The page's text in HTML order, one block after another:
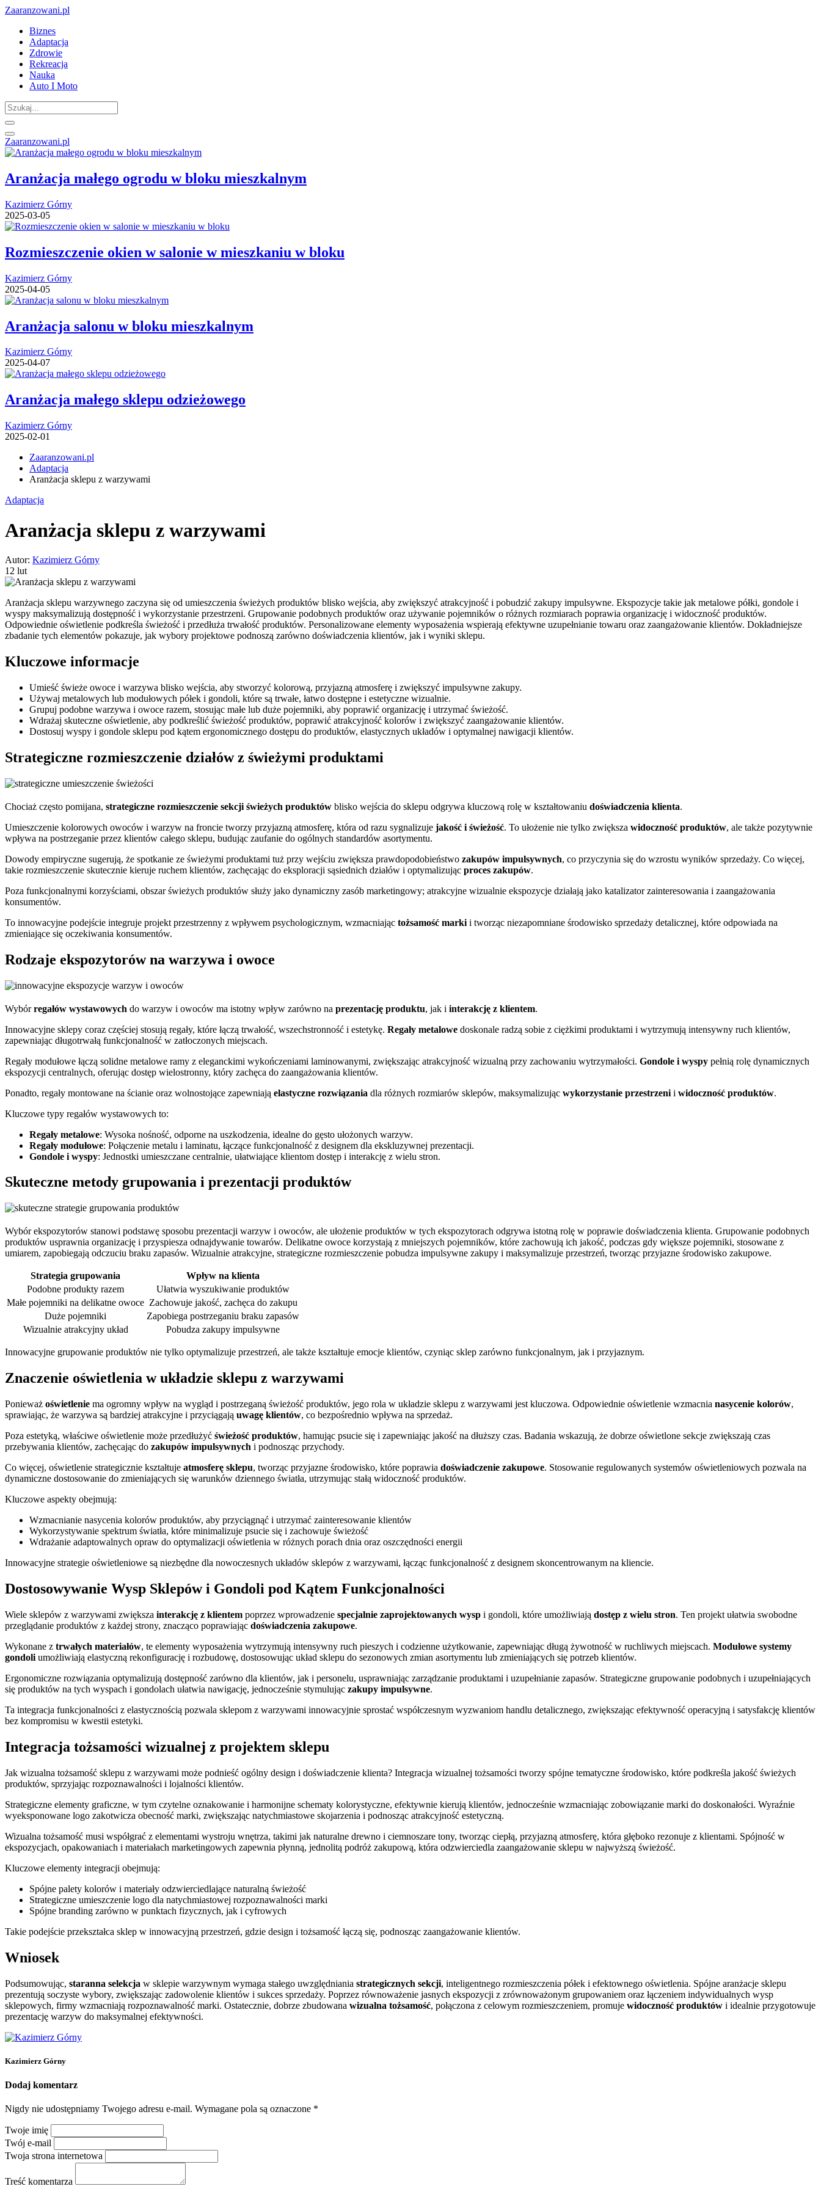
Zaaranzowani.pl
Biznes
Adaptacja
Zdrowie
Rekreacja
Nauka
Auto I Moto
Zaaranzowani.pl
Aranżacja małego ogrodu w bloku mieszkalnym
Kazimierz Górny
2025-03-05
Rozmieszczenie okien w salonie w mieszkaniu w bloku
Kazimierz Górny
2025-04-05
Aranżacja salonu w bloku mieszkalnym
Kazimierz Górny
2025-04-07
Aranżacja małego sklepu odzieżowego
Kazimierz Górny
2025-02-01
Zaaranzowani.pl
Adaptacja
Aranżacja sklepu z warzywami
Adaptacja
Aranżacja sklepu z warzywami
Autor: Kazimierz Górny
12 lut
Aranżacja sklepu warzywnego zaczyna się od umieszczenia świeżych produktów blisko wejścia, aby zwiększyć atrakcyjność i pobudzić zakupy impulsywne. Ekspozycje takie jak metalowe półki, gondole i
wyspy maksymalizują dostępność i wykorzystanie przestrzeni. Grupowanie podobnych produktów oraz używanie pojemników o różnych rozmiarach poprawia organizację i widoczność produktów.
Odpowiednie oświetlenie podkreśla świeżość i przedłuża trwałość produktów. Personalizowane elementy wyposażenia wspierają efektywne uzupełnianie towaru oraz zaangażowanie klientów. Dokładniejsze
zbadanie tych elementów pokazuje, jak wybory projektowe podnoszą zarówno doświadczenia klientów, jak i wyniki sklepu.
Kluczowe informacje
Umieść świeże owoce i warzywa blisko wejścia, aby stworzyć kolorową, przyjazną atmosferę i zwiększyć impulsywne zakupy.
Używaj metalowych lub modułowych półek i gondoli, które są trwałe, łatwo dostępne i estetyczne wizualnie.
Grupuj podobne warzywa i owoce razem, stosując małe lub duże pojemniki, aby poprawić organizację i utrzymać świeżość.
Wdrażaj skuteczne oświetlenie, aby podkreślić świeżość produktów, poprawić atrakcyjność kolorów i zwiększyć zaangażowanie klientów.
Dostosuj wyspy i gondole sklepu pod kątem ergonomicznego dostępu do produktów, elastycznych układów i optymalnej nawigacji klientów.
Strategiczne rozmieszczenie działów z świeżymi produktami
Chociaż często pomijana, strategiczne rozmieszczenie sekcji świeżych produktów blisko wejścia do sklepu odgrywa kluczową rolę w kształtowaniu doświadczenia klienta.
Umieszczenie kolorowych owoców i warzyw na froncie tworzy przyjazną atmosferę, która od razu sygnalizuje jakość i świeżość. To ułożenie nie tylko zwiększa widoczność produktów, ale także pozytywnie
wpływa na postrzeganie przez klientów całego sklepu, budując zaufanie do ogólnych standardów asortymentu.
Dowody empiryczne sugerują, że spotkanie ze świeżymi produktami tuż przy wejściu zwiększa prawdopodobieństwo zakupów impulsywnych, co przyczynia się do wzrostu wyników sprzedaży. Co więcej,
takie rozmieszczenie skutecznie kieruje ruchem klientów, zachęcając do eksploracji sąsiednich działów i optymalizując proces zakupów.
Poza funkcjonalnymi korzyściami, obszar świeżych produktów służy jako dynamiczny zasób marketingowy; atrakcyjne wizualnie ekspozycje działają jako katalizator zainteresowania i zaangażowania
konsumentów.
To innowacyjne podejście integruje projekt przestrzenny z wpływem psychologicznym, wzmacniając tożsamość marki i tworząc niezapomniane środowisko sprzedaży detalicznej, które odpowiada na
zmieniające się oczekiwania konsumentów.
Rodzaje ekspozytorów na warzywa i owoce
Wybórregałów wystawowych do warzyw i owoców ma istotny wpływ zarówno na prezentację produktu, jak i interakcję z klientem.
Innowacyjne sklepy coraz częściej stosują regały, które łączą trwałość, wszechstronność i estetykę. Regały metalowe doskonale radzą sobie z ciężkimi produktami i wytrzymują intensywny ruch klientów,
zapewniając długotrwałą funkcjonalność w zatłoczonych miejscach.
Regały modułowe łączą solidne metalowe ramy z eleganckimi wykończeniami laminowanymi, zwiększając atrakcyjność wizualną przy zachowaniu wytrzymałości. Gondole i wyspy pełnią rolę dynamicznych
ekspozycji centralnych, oferując dostęp wielostronny, który zachęca do zaangażowania klientów.
Ponadto, regały montowane na ścianie oraz wolnostojące zapewniają elastyczne rozwiązania dla różnych rozmiarów sklepów, maksymalizując wykorzystanie przestrzeni i widoczność produktów.
Kluczowe typy regałów wystawowych to:
Regały metalowe: Wysoka nośność, odporne na uszkodzenia, idealne do gęsto ułożonych warzyw.
Regały modułowe: Połączenie metalu i laminatu, łączące funkcjonalność z designem dla ekskluzywnej prezentacji.
Gondole i wyspy: Jednostki umieszczane centralnie, ułatwiające klientom dostęp i interakcję z wielu stron.
Skuteczne metody grupowania i prezentacji produktów
Wybór ekspozytorów stanowi podstawę sposobu prezentacji warzyw i owoców, ale ułożenie produktów w tych ekspozytorach odgrywa istotną rolę w poprawie doświadczenia klienta. Grupowanie podobnych
produktów usprawnia organizację i przyspiesza odnajdywanie towarów. Delikatne owoce korzystają z mniejszych pojemników, które zachowują ich jakość, podczas gdy większe pojemniki, stosowane z
umiarem, zapobiegają odczuciu braku zapasów. Wizualnie atrakcyjne, strategiczne rozmieszczenie pobudza impulsywne zakupy i maksymalizuje przestrzeń, tworząc przyjazne środowisko zakupowe.
Strategia grupowania
Wpływ na klienta
Podobne produkty razem
Ułatwia wyszukiwanie produktów
Małe pojemniki na delikatne owoce Zachowuje jakość, zachęca do zakupu
Duże pojemniki
Zapobiega postrzeganiu braku zapasów
Wizualnie atrakcyjny układ
Pobudza zakupy impulsywne
Innowacyjne grupowanie produktów nie tylko optymalizuje przestrzeń, ale także kształtuje emocje klientów, czyniąc sklep zarówno funkcjonalnym, jak i przyjaznym.
Znaczenie oświetlenia w układzie sklepu z warzywami
Ponieważ oświetlenie ma ogromny wpływ na wygląd i postrzeganą świeżość produktów, jego rola w układzie sklepu z warzywami jest kluczowa. Odpowiednie oświetlenie wzmacnia nasycenie kolorów,
sprawiając, że warzywa są bardziej atrakcyjne i przyciągają uwagę klientów, co bezpośrednio wpływa na sprzedaż.
Poza estetyką, właściwe oświetlenie może przedłużyć świeżość produktów, hamując psucie się i zapewniając jakość na dłuższy czas. Badania wskazują, że dobrze oświetlone sekcje zwiększają czas
przebywania klientów, zachęcając do zakupów impulsywnych i podnosząc przychody.
Co więcej, oświetlenie strategicznie kształtuje atmosferę sklepu, tworząc przyjazne środowisko, które poprawia doświadczenie zakupowe. Stosowanie regulowanych systemów oświetleniowych pozwala na
dynamiczne dostosowanie do zmieniających się warunków dziennego światła, utrzymując stałą widoczność produktów.
Kluczowe aspekty obejmują:
Wzmacnianie nasycenia kolorów produktów, aby przyciągnąć i utrzymać zainteresowanie klientów
Wykorzystywanie spektrum światła, które minimalizuje psucie się i zachowuje świeżość
Wdrażanie adaptowalnych opraw do optymalizacji oświetlenia w różnych porach dnia oraz oszczędności energii
Innowacyjne strategie oświetleniowe są niezbędne dla nowoczesnych układów sklepów z warzywami, łącząc funkcjonalność z designem skoncentrowanym na kliencie.
Dostosowywanie Wysp Sklepów i Gondoli pod Kątem Funkcjonalności
Wiele sklepów z warzywami zwiększa interakcję z klientem poprzez wprowadzenie specjalnie zaprojektowanych wysp i gondoli, które umożliwiają dostęp z wielu stron. Ten projekt ułatwia swobodne
przeglądanie produktów z każdej strony, znacząco poprawiając doświadczenia zakupowe.
Wykonane z trwałych materiałów, te elementy wyposażenia wytrzymują intensywny ruch pieszych i codzienne użytkowanie, zapewniając długą żywotność w ruchliwych miejscach. Modułowe systemy
gondoli umożliwiają elastyczną rekonfigurację i rozbudowę, dostosowując układ sklepu do sezonowych zmian asortymentu lub zmieniających się potrzeb klientów.
Ergonomiczne rozwiązania optymalizują dostępność zarówno dla klientów, jak i personelu, usprawniając zarządzanie produktami i uzupełnianie zapasów. Strategiczne grupowanie podobnych i uzupełniających
się produktów na tych wyspach i gondolach ułatwia nawigację, jednocześnie stymulując zakupy impulsywne.
Ta integracja funkcjonalności z elastycznością pozwala sklepom z warzywami innowacyjnie sprostać współczesnym wyzwaniom handlu detalicznego, zwiększając efektywność operacyjną i satysfakcję klientów
bez kompromisu w kwestii estetyki.
Integracja tożsamości wizualnej z projektem sklepu
Jak wizualna tożsamość sklepu z warzywami może podnieść ogólny design i doświadczenie klienta? Integracja wizualnej tożsamości tworzy spójne tematyczne środowisko, które podkreśla jakość świeżych
produktów, sprzyjając rozpoznawalności i lojalności klientów.
Strategiczne elementy graficzne, w tym czytelne oznakowanie i harmonijne schematy kolorystyczne, efektywnie kierują klientów, jednocześnie wzmacniając zobowiązanie marki do doskonałości. Wyraźnie
wyeksponowane logo zakotwicza obecność marki, zwiększając natychmiastowe skojarzenia i podnosząc atrakcyjność estetyczną.
Wizualna tożsamość musi współgrać z elementami wystroju wnętrza, takimi jak naturalne drewno i ciemnoszare tony, tworząc ciepłą, przyjazną atmosferę, która głęboko rezonuje z klientami. Spójność w
ekspozycjach, opakowaniach i materiałach marketingowych zapewnia płynną, jednolitą podróż zakupową, która odzwierciedla zaangażowanie sklepu w najwyższą świeżość.
Kluczowe elementy integracji obejmują:
Spójne palety kolorów i materiały odzwierciedlające naturalną świeżość
Strategiczne umieszczenie logo dla natychmiastowej rozpoznawalności marki
Spójne branding zarówno w punktach fizycznych, jak i cyfrowych
Takie podejście przekształca sklep w innowacyjną przestrzeń, gdzie design i tożsamość łączą się, podnosząc zaangażowanie klientów.
Wniosek
Podsumowując, staranna selekcja w sklepie warzywnym wymaga stałego uwzględniania strategicznych sekcji, inteligentnego rozmieszczenia półek i efektownego oświetlenia. Spójne aranżacje sklepu
prezentują soczyste wybory, zwiększając zadowolenie klientów i sukces sprzedaży. Poprzez równoważenie jasnych ekspozycji z zrównoważonym grupowaniem oraz łączeniem indywidualnych wysp
sklepowych, firmy wzmacniają rozpoznawalność marki. Ostatecznie, dobrze zbudowana wizualna tożsamość, połączona z celowym rozmieszczeniem, promuje widoczność produktów i idealnie przygotowuje
prezentację warzyw do maksymalnej efektywności.
Kazimierz Górny
Dodaj komentarz
Nigdy nie udostępniamy Twojego adresu e-mail. Wymagane pola są oznaczone *
Twoje imię
Twój e-mail
Twoja strona internetowa
Treść komentarza